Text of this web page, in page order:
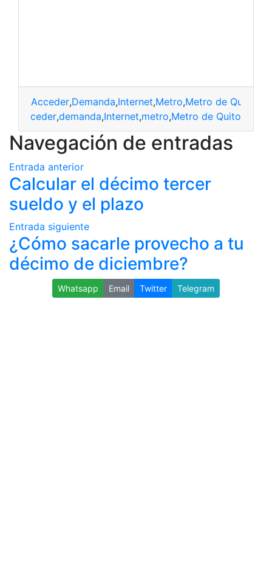
Acceder,Demanda,Internet,Metro,Metro de Quito
acceder,demanda,Internet,metro,Metro de Quito
Navegación de entradas
Entrada anterior
Calcular el décimo tercer
sueldo y el plazo
Entrada siguiente
¿Cómo sacarle provecho a tu
décimo de diciembre?
Whatsapp Email Twitter Telegram